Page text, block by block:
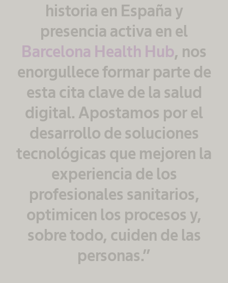
historia en España y
presencia activa en el
Barcelona Health Hub, nos
enorgullece formar parte de
esta cita clave de la salud
digital. Apostamos por el
desarrollo de soluciones
tecnológicas que mejoren la
experiencia de los
profesionales sanitarios,
optimicen los procesos y,
sobre todo, cuiden de las
personas.”